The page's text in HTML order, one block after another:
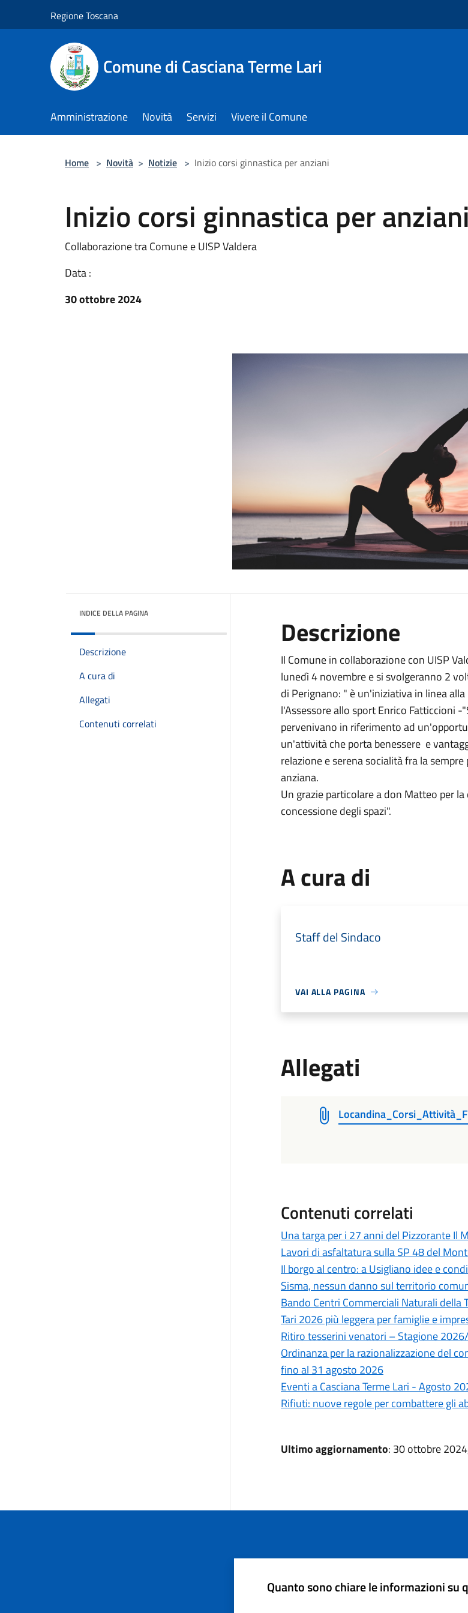
Regione Toscana
Comune di Casciana Terme Lari
Amministrazione Novità Servizi Vivere il Comune
Home > Novità > Notizie > Inizio corsi ginnastica per anziani
Inizio corsi ginnastica per anziani
Collaborazione tra Comune e UISP Valdera
Data :
30 ottobre 2024
INDICE DELLA PAGINA
Descrizione
A cura di
Allegati
Contenuti correlati
Descrizione
Il Comune in collaborazione con UISP
lunedì 4 novembre e si svolgeranno 2
di Perignano: " è un'iniziativa in linea
l'Assessore allo sport Enrico Fatticcioni
pervenivano in riferimento ad
un'attività che porta benessere e
relazione e serena socialità fra la
anziana.
Un grazie particolare a don Matteo per
concessione degli spazi".
A cura di
Staff del Sindaco
VAI ALLA PAGINA
Allegati
Contenuti correlati
Una targa per i 27 anni del Pizzorante Il
Lavori di asfaltatura sulla SP 48 del
Il borgo al centro: a Usigliano idee e
Sisma, nessun danno sul territorio
Bando Centri Commerciali Naturali della
Tari 2026 più leggera per famiglie e
Ritiro tesserini venatori – Stagione
Ordinanza per la razionalizzazione del
fino al 31 agosto 2026
Eventi a Casciana Terme Lari - Agosto
Rifiuti: nuove regole per combattere gli
Ultimo aggiornamento: 30 ottobre
Quanto sono chiare le informazioni su